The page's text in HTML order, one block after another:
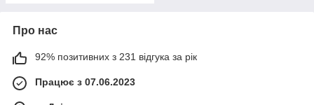
Про нас
92% позитивних з 231 відгука за рік
Працює з 07.06.2023